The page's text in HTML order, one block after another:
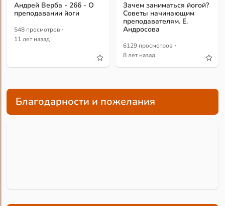
Андрей Верба - 266 - О
преподавании йоги
548 просмотров ·
11 лет назад
Зачем заниматься йогой?
Советы начинающим
преподавателям. Е.
Андросова
6129 просмотров ·
8 лет назад
Благодарности и пожелания